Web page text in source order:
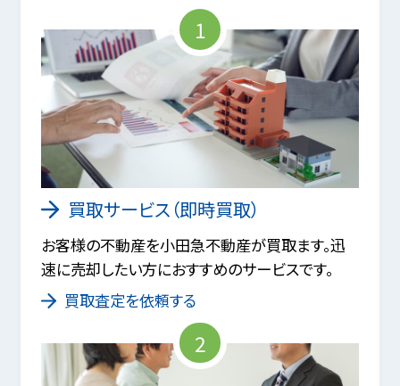
1
買取サービス（即時買取）
お客様の不動産を小田急不動産が買取ます。迅
速に売却したい方におすすめのサービスです。
買取査定を依頼する
2